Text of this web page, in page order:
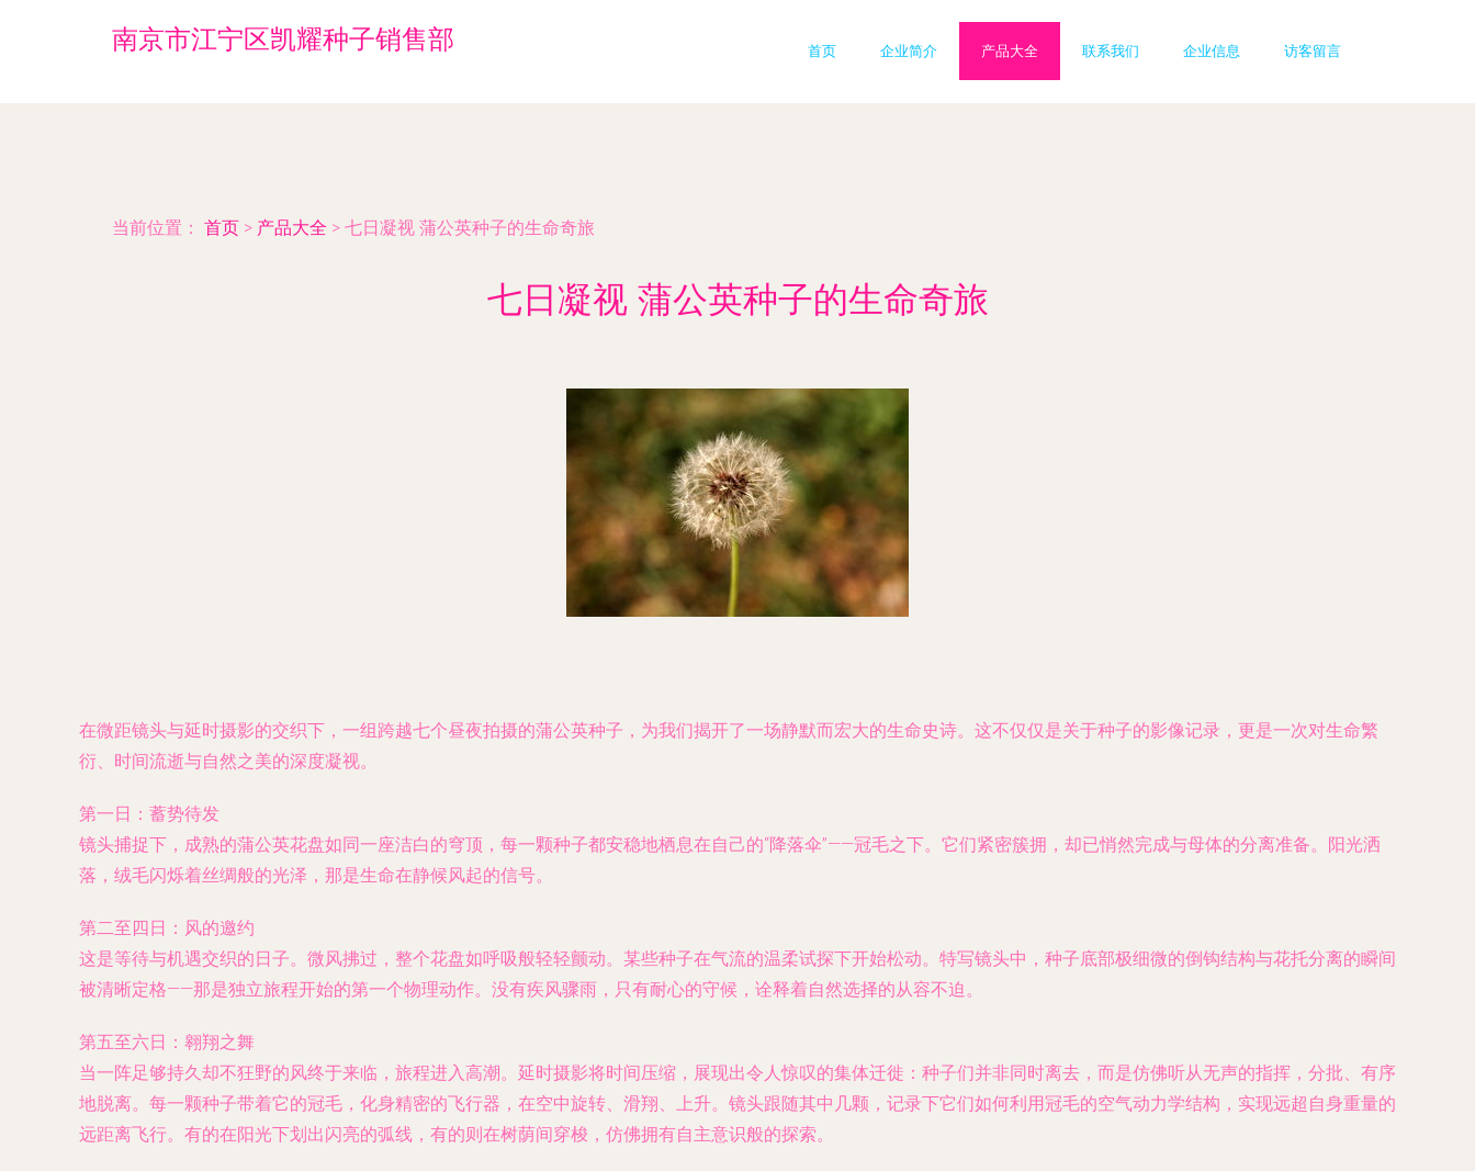
南京市江宁区凯耀种子销售部 首页 企业简介 产品大全 联系我们 企业信息 访客留言
当前位置： 首页 > 产品大全 > 七日凝视 蒲公英种子的生命奇旅
七日凝视 蒲公英种子的生命奇旅
在微距镜头与延时摄影的交织下，一组跨越七个昼夜拍摄的蒲公英种子，为我们揭开了一场静默而宏大的生命史诗。这不仅仅是关于种子的影像记录，更是一次对生命繁
衍、时间流逝与自然之美的深度凝视。
第一日：蓄势待发
镜头捕捉下，成熟的蒲公英花盘如同一座洁白的穹顶，每一颗种子都安稳地栖息在自己的“降落伞”——冠毛之下。它们紧密簇拥，却已悄然完成与母体的分离准备。阳光洒
落，绒毛闪烁着丝绸般的光泽，那是生命在静候风起的信号。
第二至四日：风的邀约
这是等待与机遇交织的日子。微风拂过，整个花盘如呼吸般轻轻颤动。某些种子在气流的温柔试探下开始松动。特写镜头中，种子底部极细微的倒钩结构与花托分离的瞬间
被清晰定格——那是独立旅程开始的第一个物理动作。没有疾风骤雨，只有耐心的守候，诠释着自然选择的从容不迫。
第五至六日：翱翔之舞
当一阵足够持久却不狂野的风终于来临，旅程进入高潮。延时摄影将时间压缩，展现出令人惊叹的集体迁徙：种子们并非同时离去，而是仿佛听从无声的指挥，分批、有序
地脱离。每一颗种子带着它的冠毛，化身精密的飞行器，在空中旋转、滑翔、上升。镜头跟随其中几颗，记录下它们如何利用冠毛的空气动力学结构，实现远超自身重量的
远距离飞行。有的在阳光下划出闪亮的弧线，有的则在树荫间穿梭，仿佛拥有自主意识般的探索。